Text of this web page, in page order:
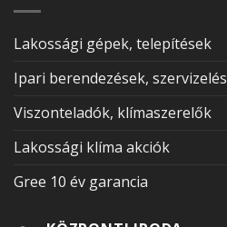
Lakossági gépek, telepítések
Ipari berendezések, szervizelés
Viszonteladók, klímaszerelők
Lakossági klíma akciók
Gree 10 év garancia